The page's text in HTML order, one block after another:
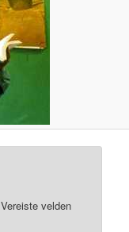
Vereiste velden